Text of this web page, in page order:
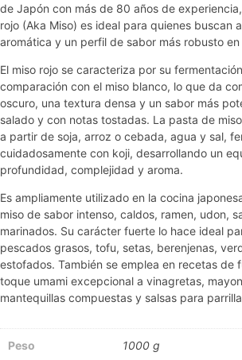
de Japón con más de 80 años de
rojo (Aka Miso) es ideal para quienes buscan
aromática y un perfil de sabor más robusto
El miso rojo se caracteriza por su
comparación con el miso blanco, lo que da
oscuro, una textura densa y un sabor más
salado y con notas tostadas. La pasta de
a partir de soja, arroz o cebada, agua y sal,
cuidadosamente con koji, desarrollando un
profundidad, complejidad y aroma.
Es ampliamente utilizado en la cocina
miso de sabor intenso, caldos, ramen, udon,
marinados. Su carácter fuerte lo hace ideal
pescados grasos, tofu, setas, berenjenas,
estofados. También se emplea en recetas de
toque umami excepcional a vinagretas,
mantequillas compuestas y salsas para
Peso 1000 g